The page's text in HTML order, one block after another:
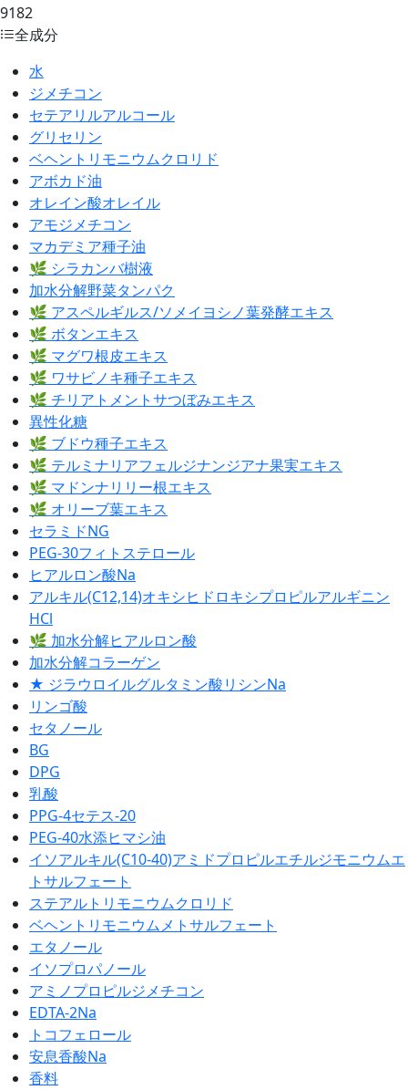
9182
全成分
水
ジメチコン
セテアリルアルコール
グリセリン
ベヘントリモニウムクロリド
アボカド油
オレイン酸オレイル
アモジメチコン
マカデミア種子油
🌿 シラカンバ樹液
加水分解野菜タンパク
🌿 アスペルギルス/ソメイヨシノ葉発酵エキス
🌿 ボタンエキス
🌿 マグワ根皮エキス
🌿 ワサビノキ種子エキス
🌿 チリアトメントサつぼみエキス
異性化糖
🌿 ブドウ種子エキス
🌿 テルミナリアフェルジナンジアナ果実エキス
🌿 マドンナリリー根エキス
🌿 オリーブ葉エキス
セラミドNG
PEG-30フィトステロール
ヒアルロン酸Na
アルキル(C12,14)オキシヒドロキシプロピルアルギニン
HCl
🌿 加水分解ヒアルロン酸
加水分解コラーゲン
★ ジラウロイルグルタミン酸リシンNa
リンゴ酸
セタノール
BG
DPG
乳酸
PPG-4セテス-20
PEG-40水添ヒマシ油
イソアルキル(C10-40)アミドプロピルエチルジモニウムエ
トサルフェート
ステアルトリモニウムクロリド
ベヘントリモニウムメトサルフェート
エタノール
イソプロパノール
アミノプロピルジメチコン
EDTA-2Na
トコフェロール
安息香酸Na
香料